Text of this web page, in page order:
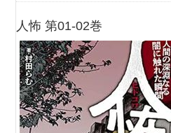
人怖 第01-02巻